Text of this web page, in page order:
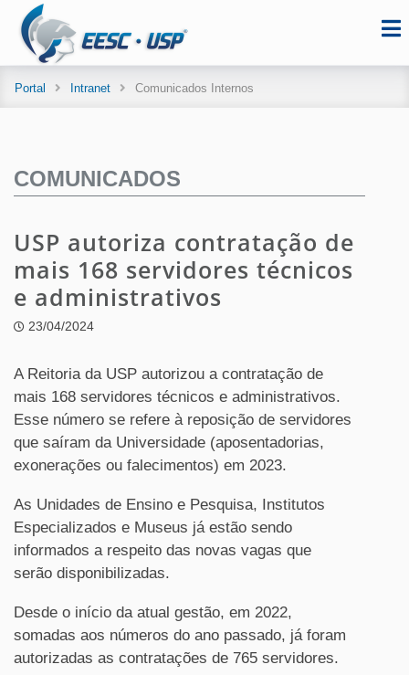
Portal Intranet Comunicados Internos
COMUNICADOS
USP autoriza contratação de
mais 168 servidores técnicos
e administrativos
23/04/2024
A Reitoria da USP autorizou a contratação de
mais 168 servidores técnicos e administrativos.
Esse número se refere à reposição de servidores
que saíram da Universidade (aposentadorias,
exonerações ou falecimentos) em 2023.
As Unidades de Ensino e Pesquisa, Institutos
Especializados e Museus já estão sendo
informados a respeito das novas vagas que
serão disponibilizadas.
Desde o início da atual gestão, em 2022,
somadas aos números do ano passado, já foram
autorizadas as contratações de 765 servidores.